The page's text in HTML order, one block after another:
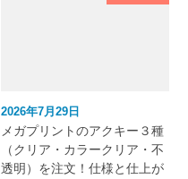
2026年7月29日
メガプリントのアクキー３種
（クリア・カラークリア・不
透明）を注文！仕様と仕上が